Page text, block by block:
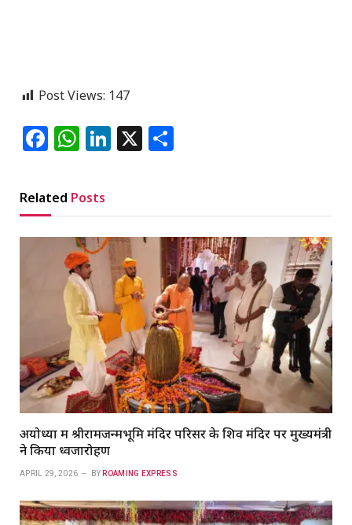
Post Views: 147
Facebook
WhatsApp
LinkedIn
X
Related Posts
अयोध्या में श्रीरामजन्मभूमि मंदिर परिसर के शिव मंदिर पर मुख्यमंत्री
ने किया ध्वजारोहण
APRIL 29, 2026 BY ROAMING EXPRESS